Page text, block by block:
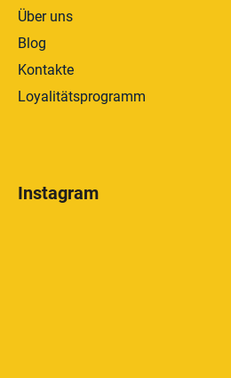
Über uns
Blog
Kontakte
Loyalitätsprogramm
Instagram